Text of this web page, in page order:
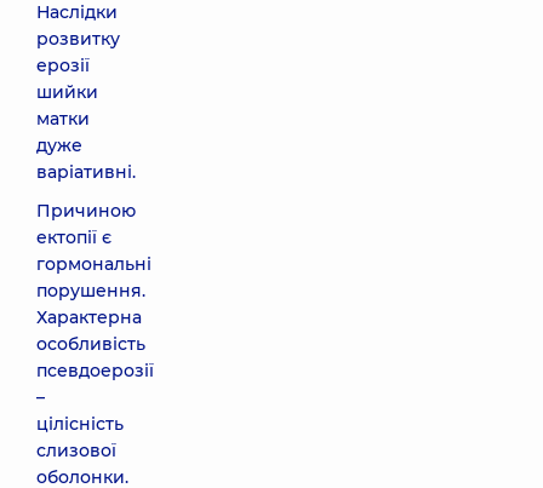
Наслідки
розвитку
ерозії
шийки
матки
дуже
варіативні.
Причиною
ектопії є
гормональні
порушення.
Характерна
особливість
псевдоерозії
–
цілісність
слизової
оболонки.